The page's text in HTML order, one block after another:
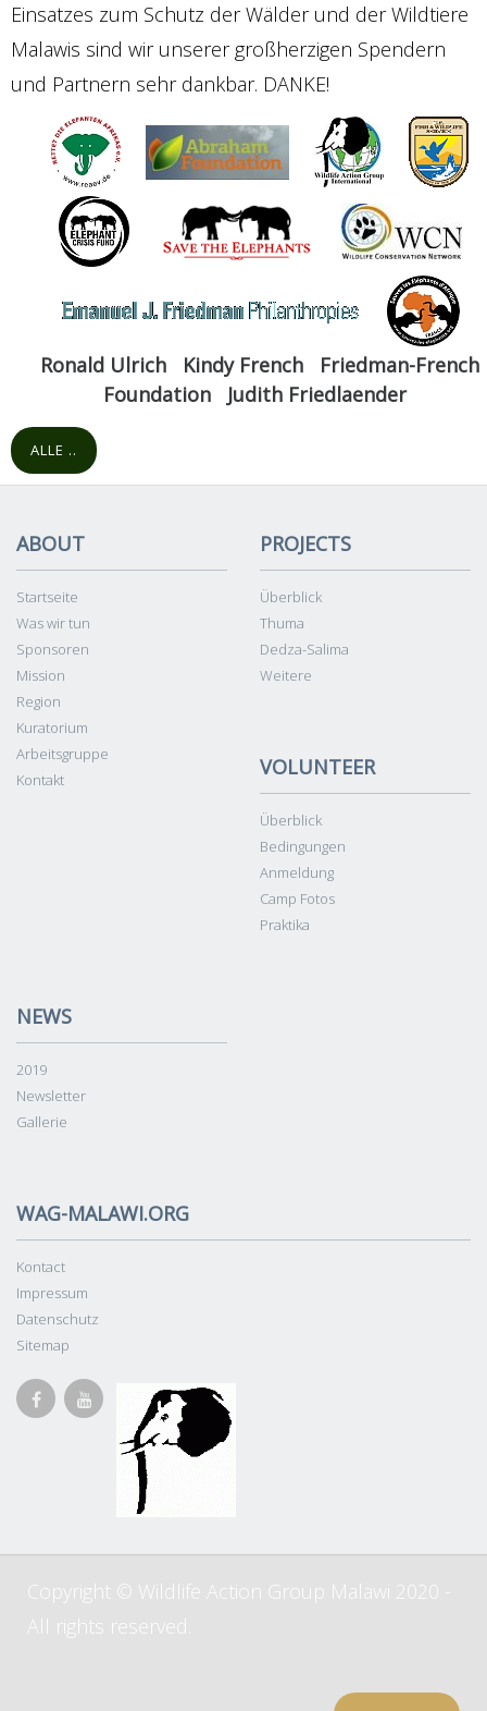
Einsatzes zum Schutz der Wälder und der Wildtiere
Malawis sind wir unserer großherzigen Spendern
und Partnern sehr dankbar. DANKE!
Ronald Ulrich Kindy French
Friedman-French
Foundation
Judith Friedlaender
ALLE ..
ABOUT
Startseite
Was wir tun
Sponsoren
Mission
Region
Kuratorium
Arbeitsgruppe
Kontakt
PROJECTS
Überblick
Thuma
Dedza-Salima
Weitere
VOLUNTEER
Überblick
Bedingungen
Anmeldung
Camp Fotos
Praktika
NEWS
2019
Newsletter
Gallerie
WAG-MALAWI.ORG
Kontact
Impressum
Datenschutz
Sitemap
Copyright © Wildlife Action Group Malawi 2020 -
All rights reserved.